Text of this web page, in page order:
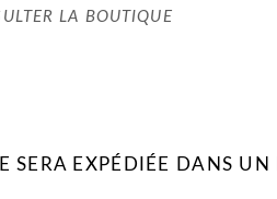
LA BOUTIQUE
SERA EXPÉDIÉE DANS